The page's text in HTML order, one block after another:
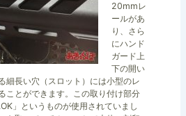
20mmレ
ールがあ
り、さら
にハンド
ガード上
下の開い
細長い穴（スロット）には小型のレ
ことができます。この取り付け部分
」というものが使用されていまし